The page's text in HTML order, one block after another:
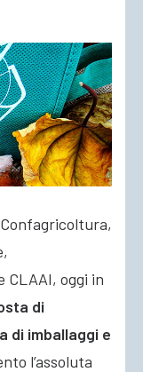
CLAAI, oggi in
di
di imballaggi e
l’assoluta